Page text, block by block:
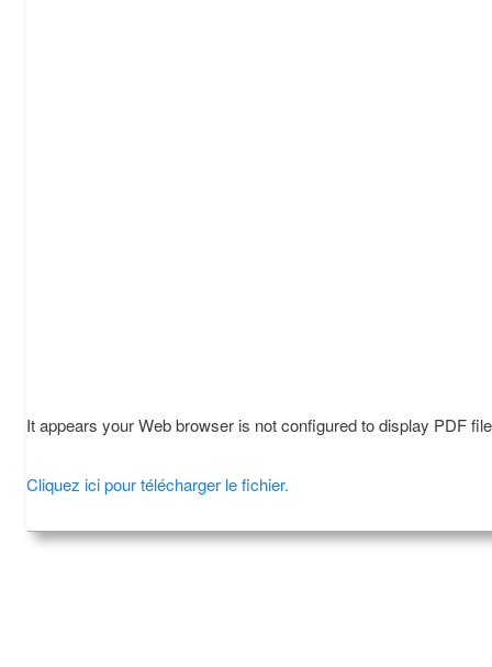
It appears your Web browser is not configured to display PDF
Cliquez ici pour télécharger le fichier.